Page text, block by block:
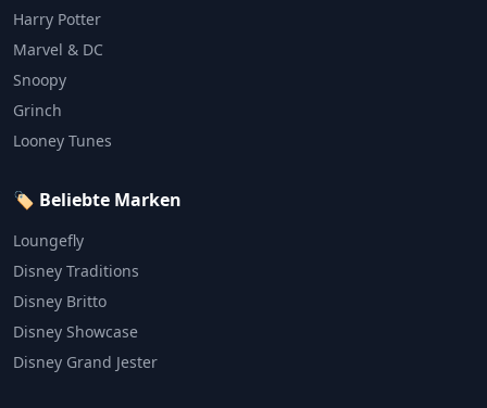
Harry Potter
Marvel & DC
Snoopy
Grinch
Looney Tunes
🏷️ Beliebte Marken
Loungefly
Disney Traditions
Disney Britto
Disney Showcase
Disney Grand Jester